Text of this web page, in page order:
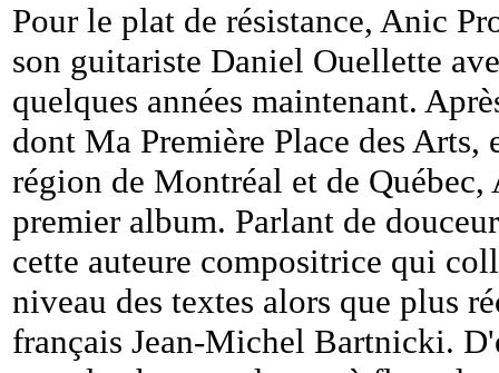
Pour le plat de résistance, Anic
son guitariste Daniel Ouellette
quelques années maintenant.
dont Ma Première Place des Arts,
région de Montréal et de
premier album. Parlant de
cette auteure compositrice qui
niveau des textes alors que plus
français Jean-Michel Bartnicki.